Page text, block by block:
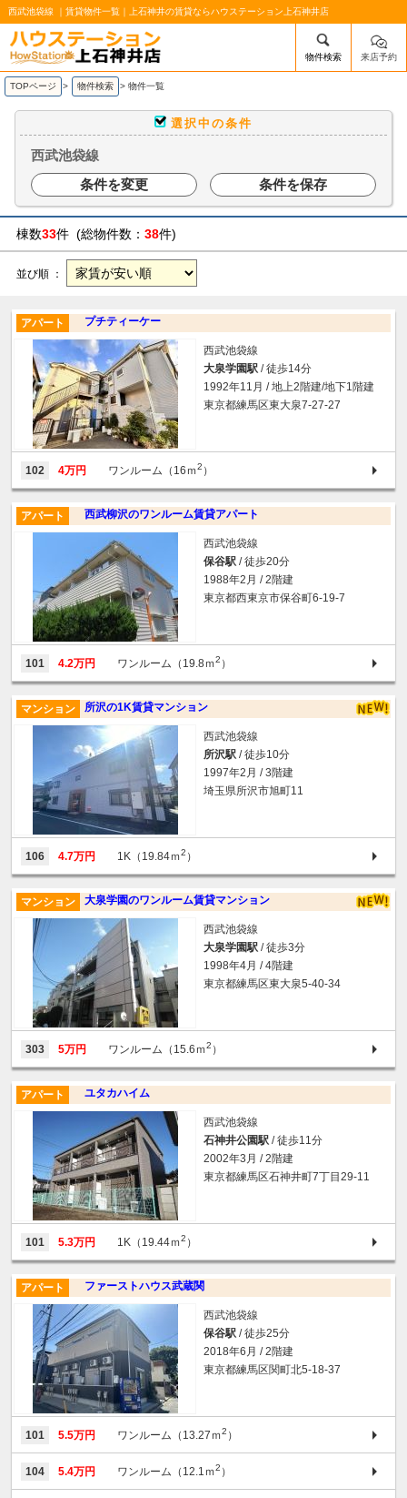
西武池袋線 ｜賃貸物件一覧｜上石神井の賃貸ならハウステーション上石神井店
/mobile_img/head-logo.png
物件検索 来店予約
TOPページ > 物件検索 > 物件一覧
選択中の条件
西武池袋線
条件を変更
条件を保存
棟数33件 (総物件数： 38件)
並び順 ：
プチティーケー
アパート
西武池袋線
大泉学園駅 / 徒歩14分
1992年11月 / 地上2階建/地下1階建
東京都練馬区東大泉7-27-27
102 4万円 ワンルーム（16ｍ2 ）
西武柳沢のワンルーム賃貸アパート
アパート
西武池袋線
保谷駅 / 徒歩20分
1988年2月 / 2階建
東京都西東京市保谷町6-19-7
101 4.2万円 ワンルーム（19.8ｍ2 ）
所沢の1K賃貸マンション
マンション
西武池袋線
所沢駅 / 徒歩10分
1997年2月 / 3階建
埼玉県所沢市旭町11
106 4.7万円 1K（19.84ｍ2 ）
大泉学園のワンルーム賃貸マンション
マンション
西武池袋線
大泉学園駅 / 徒歩3分
1998年4月 / 4階建
東京都練馬区東大泉5-40-34
303 5万円 ワンルーム（15.6ｍ2 ）
ユタカハイム
アパート
西武池袋線
石神井公園駅 / 徒歩11分
2002年3月 / 2階建
東京都練馬区石神井町7丁目29-11
101 5.3万円 1K（19.44ｍ2 ）
ファーストハウス武蔵関
アパート
西武池袋線
保谷駅 / 徒歩25分
2018年6月 / 2階建
東京都練馬区関町北5-18-37
101 5.5万円 ワンルーム（13.27ｍ2 ）
104 5.4万円 ワンルーム（12.1ｍ2 ）